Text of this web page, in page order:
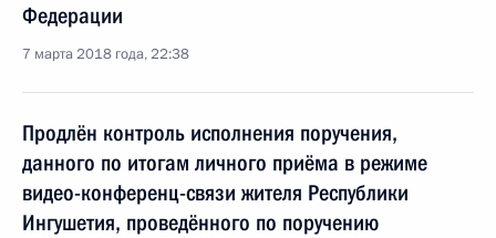
Федерации
7 марта 2018 года, 22:38
Продлён контроль исполнения поручения,
данного по итогам личного приёма в режиме
видео-конференц-связи жителя Республики
Ингушетия, проведённого по поручению